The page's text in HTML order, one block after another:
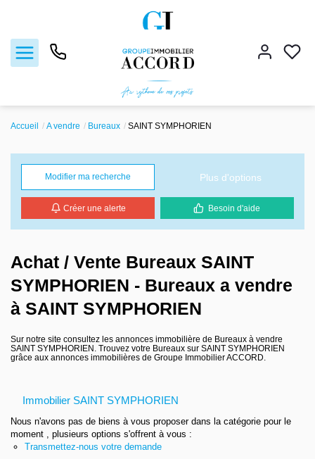
Locations
Estimation
Gestion locative
Nos agences
Contact
Accueil A vendre Bureaux SAINT SYMPHORIEN
Modifier ma recherche Plus d'options
Créer une alerte Besoin d'aide
Achat / Vente Bureaux SAINT
SYMPHORIEN - Bureaux a vendre
à SAINT SYMPHORIEN
Sur notre site consultez les annonces immobilière de Bureaux à vendre
SAINT SYMPHORIEN. Trouvez votre Bureaux sur SAINT SYMPHORIEN
grâce aux annonces immobilières de Groupe Immobilier ACCORD.
Immobilier SAINT SYMPHORIEN
Nous n'avons pas de biens à vous proposer dans la catégorie pour le
moment , plusieurs options s'offrent à vous :
Transmettez-nous votre demande